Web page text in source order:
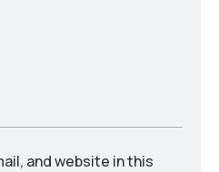
and website in this